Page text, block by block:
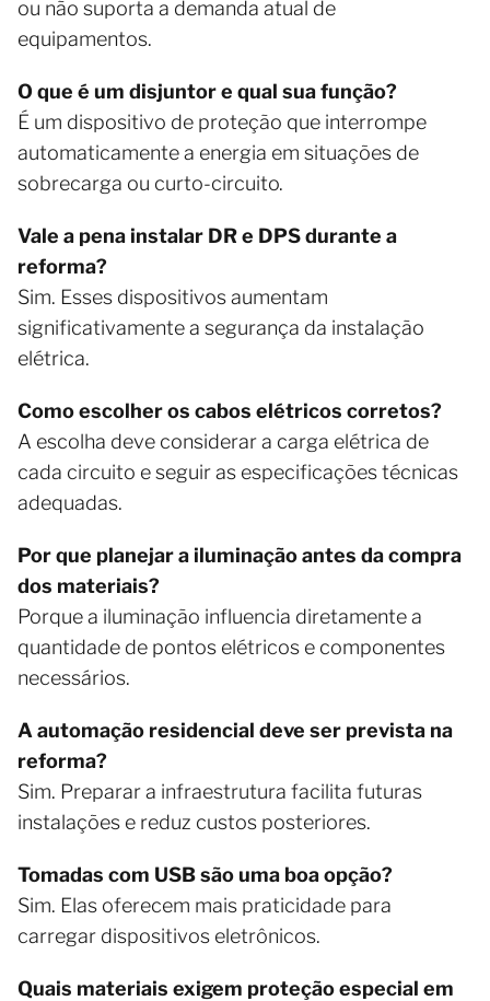
ou não suporta a demanda atual de
equipamentos.
O que é um disjuntor e qual sua função?
É um dispositivo de proteção que interrompe
automaticamente a energia em situações de
sobrecarga ou curto-circuito.
Vale a pena instalar DR e DPS durante a
reforma?
Sim. Esses dispositivos aumentam
significativamente a segurança da instalação
elétrica.
Como escolher os cabos elétricos corretos?
A escolha deve considerar a carga elétrica de
cada circuito e seguir as especificações técnicas
adequadas.
Por que planejar a iluminação antes da compra
dos materiais?
Porque a iluminação influencia diretamente a
quantidade de pontos elétricos e componentes
necessários.
A automação residencial deve ser prevista na
reforma?
Sim. Preparar a infraestrutura facilita futuras
instalações e reduz custos posteriores.
Tomadas com USB são uma boa opção?
Sim. Elas oferecem mais praticidade para
carregar dispositivos eletrônicos.
Quais materiais exigem proteção especial em